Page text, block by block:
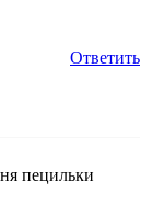
Ответить
пецильки